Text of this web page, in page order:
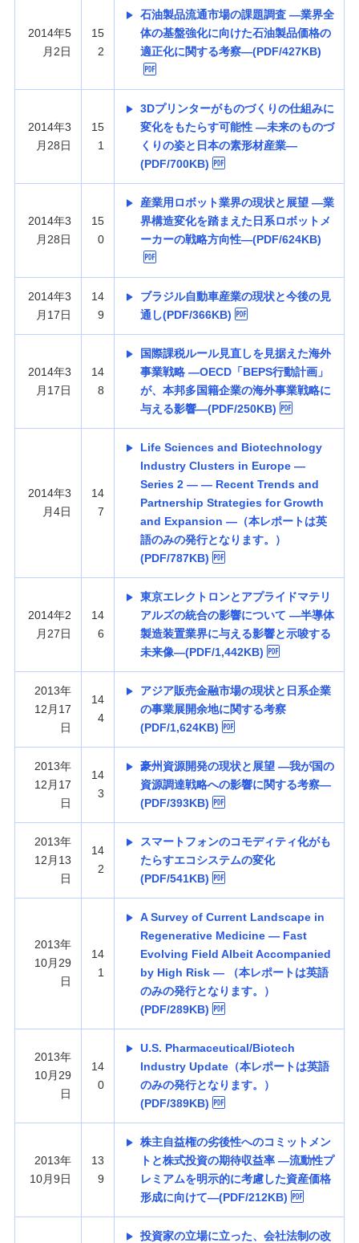
2014年5
月2日
15
2
石油製品流通市場の課題調査 —業界全
体の基盤強化に向けた石油製品価格の
適正化に関する考察—(PDF/427KB)
2014年3
月28日
15
1
3Dプリンターがものづくりの仕組みに
変化をもたらす可能性 —未来のものづ
くりの姿と日本の素形材産業—
(PDF/700KB)
2014年3
月28日
15
0
産業用ロボット業界の現状と展望 —業
界構造変化を踏まえた日系ロボットメ
ーカーの戦略方向性—(PDF/624KB)
2014年3
月17日
14
9
ブラジル自動車産業の現状と今後の見
通し(PDF/366KB)
2014年3
月17日
14
8
国際課税ルール見直しを見据えた海外
事業戦略 —OECD「BEPS行動計画」
が、本邦多国籍企業の海外事業戦略に
与える影響—(PDF/250KB)
2014年3
月4日
14
7
Life Sciences and Biotechnology
Industry Clusters in Europe —
Series 2 — — Recent Trends and
Partnership Strategies for Growth
and Expansion —（本レポートは英
語のみの発行となります。）
(PDF/787KB)
2014年2
月27日
14
6
東京エレクトロンとアプライドマテリ
アルズの統合の影響について —半導体
製造装置業界に与える影響と示唆する
未来像—(PDF/1,442KB)
2013年
12月17
日
14
4
アジア販売金融市場の現状と日系企業
の事業展開余地に関する考察
(PDF/1,624KB)
2013年
12月17
日
14
3
豪州資源開発の現状と展望 —我が国の
資源調達戦略への影響に関する考察—
(PDF/393KB)
2013年
12月13
日
14
2
スマートフォンのコモディティ化がも
たらすエコシステムの変化
(PDF/541KB)
2013年
10月29
日
14
1
A Survey of Current Landscape in
Regenerative Medicine — Fast
Evolving Field Albeit Accompanied
by High Risk — （本レポートは英語
のみの発行となります。）
(PDF/289KB)
2013年
10月29
日
14
0
U.S. Pharmaceutical/Biotech
Industry Update（本レポートは英語
のみの発行となります。）
(PDF/389KB)
2013年
10月9日
13
9
株主自益権の劣後性へのコミットメン
トと株式投資の期待収益率 —流動性プ
レミアムを明示的に考慮した資産価格
形成に向けて—(PDF/212KB)
投資家の立場に立った、会社法制の改